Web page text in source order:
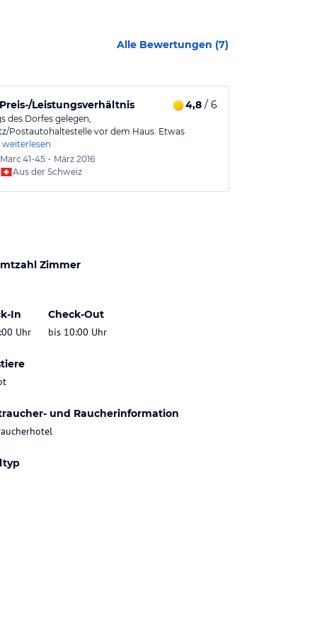
Alle Bewertungen (7)
Leistungsverhältnis 4,8/ 6
des Dorfes gelegen,
Postautohaltestelle vor dem Haus. Etwas
weiterlesen
Marc 41-45 • März 2016
Aus der Schweiz
Zimmer
In
Uhr
Check-Out
bis 10:00 Uhr
und Raucherinformation